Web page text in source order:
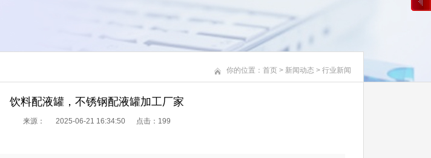
你的位置： 首页 > 新闻动态 > 行业新闻
饮料配液罐，不锈钢配液罐加工厂家
来源： 2025-06-21 16:34:50 点击： 199